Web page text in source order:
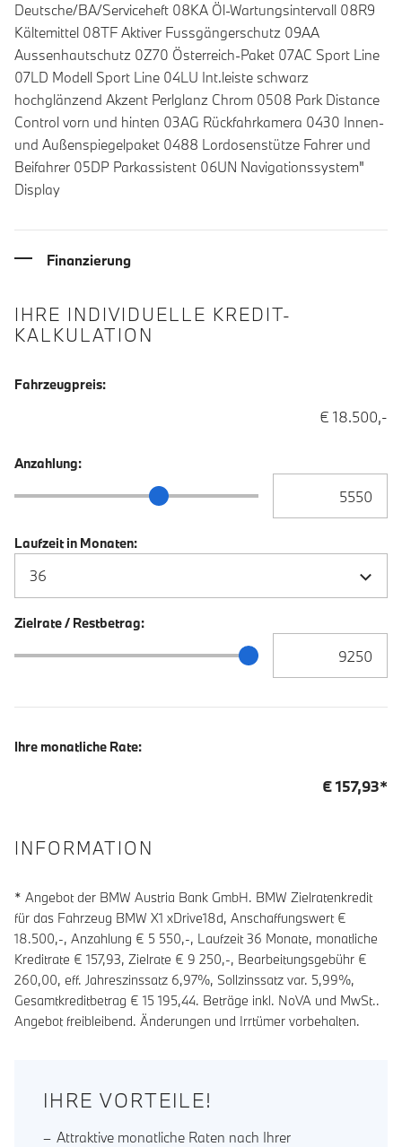
Deutsche/BA/Serviceheft 08KA Öl-Wartungsintervall 08R9
Kältemittel 08TF Aktiver Fussgängerschutz 09AA
Aussenhautschutz 0Z70 Österreich-Paket 07AC Sport Line
07LD Modell Sport Line 04LU Int.leiste schwarz
hochglänzend Akzent Perlglanz Chrom 0508 Park Distance
Control vorn und hinten 03AG Rückfahrkamera 0430 Innen-
und Außenspiegelpaket 0488 Lordosenstütze Fahrer und
Beifahrer 05DP Parkassistent 06UN Navigationssystem"
Display
Finanzierung
IHRE INDIVIDUELLE KREDIT-
KALKULATION
Fahrzeugpreis:
€ 18.500,-
Anzahlung:
Anzahlung Schieberegler
Laufzeit in Monaten:
Zielrate / Restbetrag:
Zielrate / Restbetrag Schieberegler
Ihre monatliche Rate:
€157,93*
INFORMATION
* Angebot der BMW Austria Bank GmbH. BMW Zielratenkredit
für das Fahrzeug BMW X1 xDrive18d, Anschaffungswert €
18.500,-, Anzahlung € 5 550,-, Laufzeit36 Monate, monatliche
Kreditrate € 157,93, Zielrate € 9 250,-, Bearbeitungsgebühr €
260,00, eff. Jahreszinssatz 6,97%, Sollzinssatz var. 5,99%,
Gesamtkreditbetrag € 15 195,44. Beträge inkl. NoVA und MwSt..
Angebot freibleibend. Änderungen und Irrtümer vorbehalten.
IHRE VORTEILE!
Attraktive monatliche Raten nach Ihrer